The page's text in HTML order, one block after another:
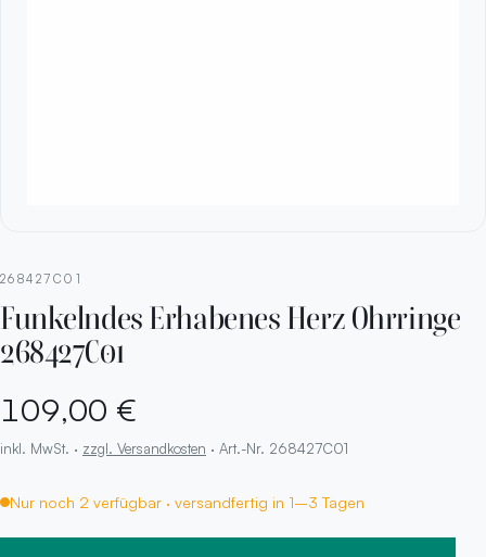
268427C01
Funkelndes Erhabenes Herz Ohrringe
268427C01
109,00 €
inkl. MwSt. · zzgl. Versandkosten · Art.-Nr. 268427C01
Nur noch 2 verfügbar · versandfertig in 1–3 Tagen